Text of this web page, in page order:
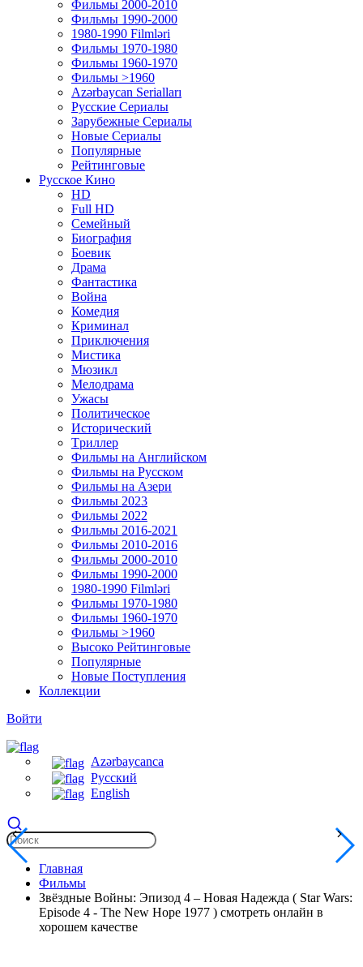
Фильмы 2000-2010
Фильмы 1990-2000
1980-1990 Filmləri
Фильмы 1970-1980
Фильмы 1960-1970
Фильмы >1960
Azərbaycan Serialları
Русские Сериалы
Зарубежные Сериалы
Новые Сериалы
Популярные
Рейтинговые
Русское Кино
HD
Full HD
Семейный
Биография
Боевик
Драма
Фантастика
Война
Комедия
Криминал
Приключения
Мистика
Мюзикл
Мелодрама
Ужасы
Политическое
Исторический
Tриллер
Фильмы на Английском
Фильмы на Русском
Фильмы на Азери
Фильмы 2023
Фильмы 2022
Фильмы 2016-2021
Фильмы 2010-2016
Фильмы 2000-2010
Фильмы 1990-2000
1980-1990 Filmləri
Фильмы 1970-1980
Фильмы 1960-1970
Фильмы >1960
Высоко Рейтинговые
Популярные
Новые Поступления
Коллекции
Войти
Azərbaycanca
Русский
English
Главная
Фильмы
Звёздные Войны: Эпизод 4 – Новая Надежда ( Star Wars:
Episode 4 - The New Hope 1977 ) смотреть онлайн в
хорошем качестве